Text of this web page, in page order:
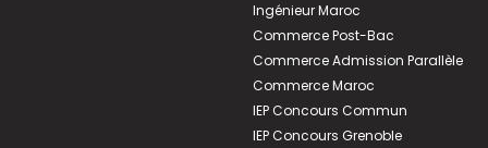
Ingénieur Maroc
Commerce Post-Bac
Commerce Admission Parallèle
Commerce Maroc
IEP Concours Commun
IEP Concours Grenoble